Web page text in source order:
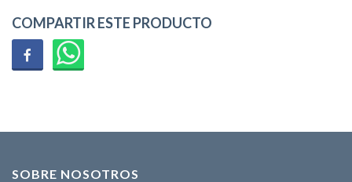
COMPARTIR ESTE PRODUCTO
SOBRE NOSOTROS